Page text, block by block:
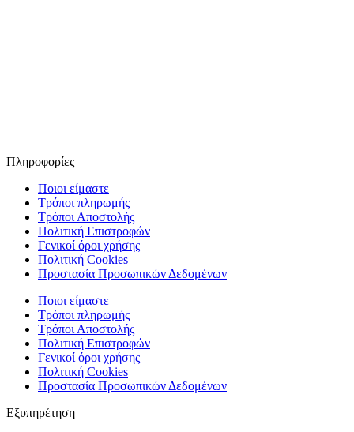
Πληροφορίες
Ποιοι είμαστε
Τρόποι πληρωμής
Τρόποι Αποστολής
Πολιτική Επιστροφών
Γενικοί όροι χρήσης
Πολιτική Cookies
Προστασία Προσωπικών Δεδομένων
Ποιοι είμαστε
Τρόποι πληρωμής
Τρόποι Αποστολής
Πολιτική Επιστροφών
Γενικοί όροι χρήσης
Πολιτική Cookies
Προστασία Προσωπικών Δεδομένων
Εξυπηρέτηση